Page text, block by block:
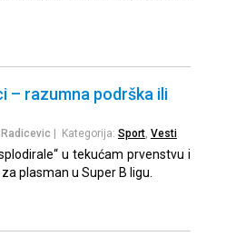
– razumna podrška ili
| Kategorija: Sport, Vesti
u tekućam prvenstvu i
plasman u Super B ligu.